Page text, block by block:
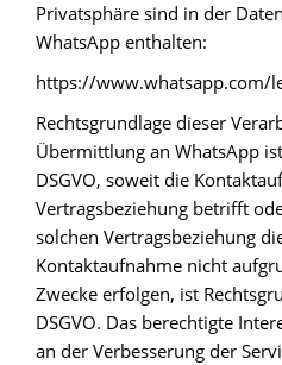
Privatsphäre sind in der
WhatsApp enthalten:
https://www.whatsapp.com/
Rechtsgrundlage dieser
Übermittlung an WhatsApp
DSGVO, soweit die
Vertragsbeziehung betrifft
solchen Vertragsbeziehung
Kontaktaufnahme nicht
Zwecke erfolgen, ist
DSGVO. Das berechtigte
an der Verbesserung der